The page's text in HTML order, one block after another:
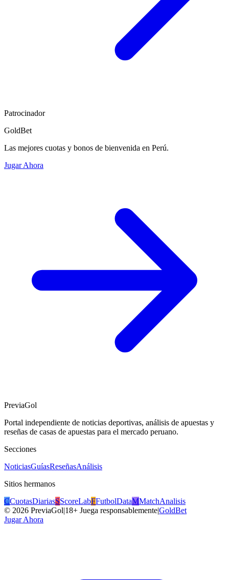
Patrocinador
GoldBet
Las mejores cuotas y bonos de bienvenida en Perú.
Jugar Ahora
PreviaGol
Portal independiente de noticias deportivas, análisis de apuestas y
reseñas de casas de apuestas para el mercado peruano.
Secciones
NoticiasGuíasReseñasAnálisis
Sitios hermanos
CCuotasDiariasSScoreLabFFutbolDataMMatchAnalisis
© 2026 PreviaGol|18+ Juega responsablemente|GoldBet
Jugar Ahora